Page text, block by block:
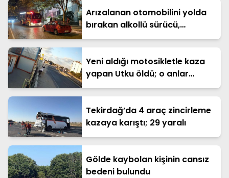
Arızalanan otomobilini yolda
bırakan alkollü sürücü,
kaldırımda uyudu
Yeni aldığı motosikletle kaza
yapan Utku öldü; o anlar
kamerada
Tekirdağ’da 4 araç zincirleme
kazaya karıştı; 29 yaralı
Gölde kaybolan kişinin cansız
bedeni bulundu